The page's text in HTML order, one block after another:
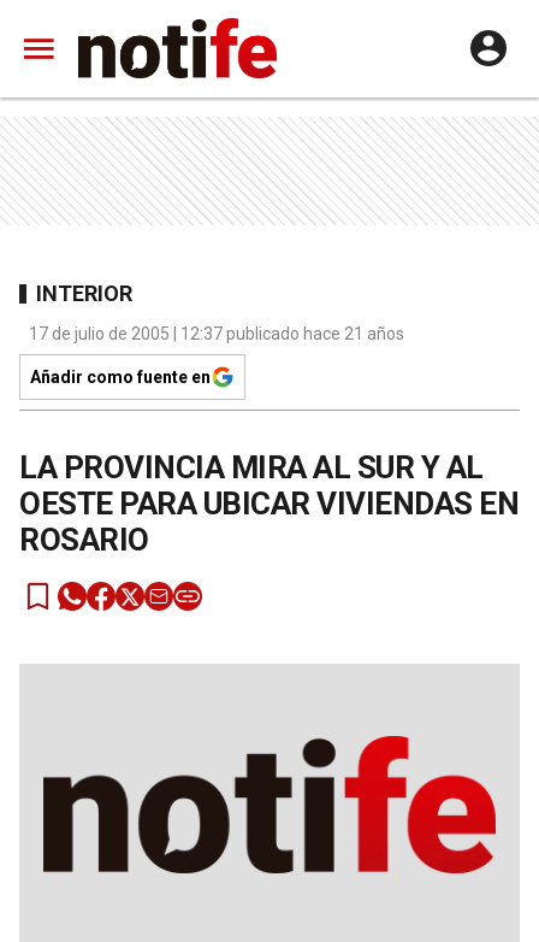
INTERIOR
17 de julio de 2005 | 12:37 publicado hace 21 años
Añadir como fuente en
LA PROVINCIA MIRA AL SUR Y AL
OESTE PARA UBICAR VIVIENDAS EN
ROSARIO